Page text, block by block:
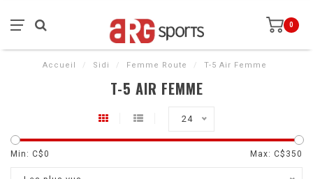
0
Accueil / Sidi / Femme Route / T-5 Air Femme
T-5 AIR FEMME
24
Min: C$0 Max: C$ 350